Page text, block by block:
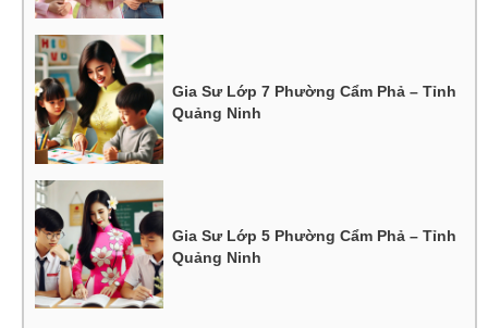
Gia Sư Lớp 7 Phường Cẩm Phả – Tỉnh
Quảng Ninh
Gia Sư Lớp 5 Phường Cẩm Phả – Tỉnh
Quảng Ninh